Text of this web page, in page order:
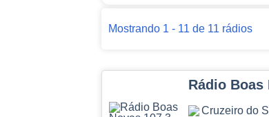
Mostrando 1 - 11 de 11 rádios
Rádio Boas
Cruzeiro do